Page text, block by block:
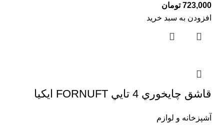
723,000 تومان
افزودن به سبد خرید
قاشق چايخوري 4 تايي FORNUFT ايكيا
آشپزخانه و لوازم